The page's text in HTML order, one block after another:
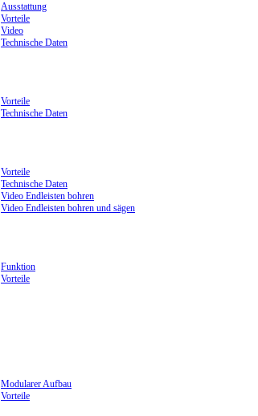
Ausstattung
Vorteile
Video
Technische Daten
Vorteile
Technische Daten
Vorteile
Technische Daten
Video Endleisten bohren
Video Endleisten bohren und sägen
Funktion
Vorteile
Modularer Aufbau
Vorteile